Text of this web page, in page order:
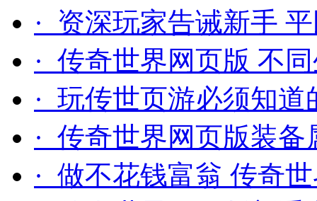
· 资深玩家告诫新手
· 传奇世界网页版 不
· 玩传世页游必须知
· 传奇世界网页版装
· 做不花钱富翁 传奇